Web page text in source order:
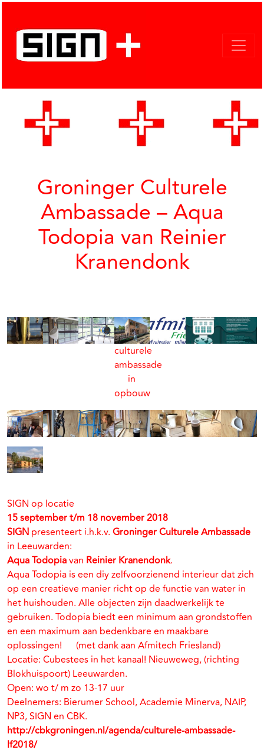
Groninger Culturele
Ambassade – Aqua
Todopia van Reinier
Kranendonk
culturele
ambassade
in
opbouw
SIGN op locatie
15 september t/m 18 november 2018
SIGN presenteert i.h.k.v. Groninger Culturele Ambassade
in Leeuwarden:
Aqua Todopiavan Reinier Kranendonk.
Aqua Todopia is een diy zelfvoorzienend interieur dat zich
op een creatieve manier richt op de functie van water in
het huishouden. Alle objecten zijn daadwerkelijk te
gebruiken. Todopia biedt een minimum aan grondstoffen
en een maximum aan bedenkbare en maakbare
oplossingen! (met dank aan Afmitech Friesland)
Locatie: Cubestees in het kanaal! Nieuweweg, (richting
Blokhuispoort) Leeuwarden.
Open: wo t/ m zo 13-17 uur
Deelnemers: Bierumer School, Academie Minerva, NAIP,
NP3, SIGN en CBK.
http://cbkgroningen.nl/agenda/culturele-ambassade-
lf2018/